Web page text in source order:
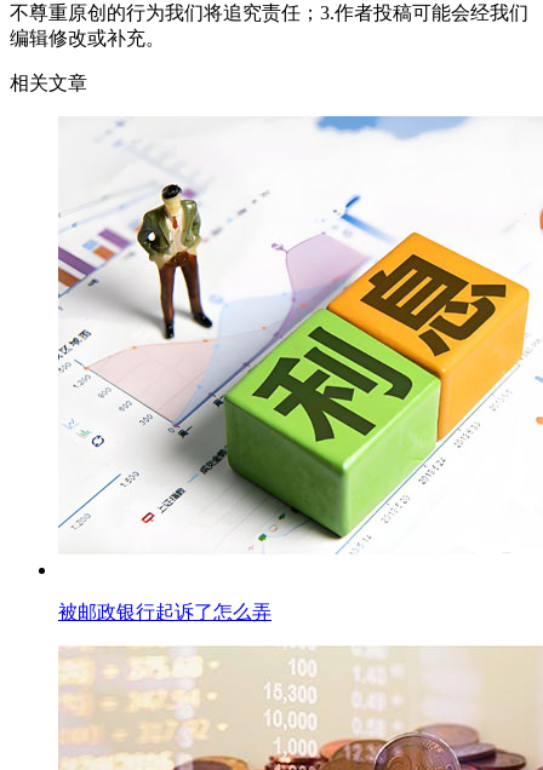
不尊重原创的行为我们将追究责任；3.作者投稿可能会经我们
编辑修改或补充。
相关文章
被邮政银行起诉了怎么弄